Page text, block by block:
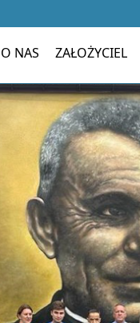
O NAS ZAŁOŻYCIEL